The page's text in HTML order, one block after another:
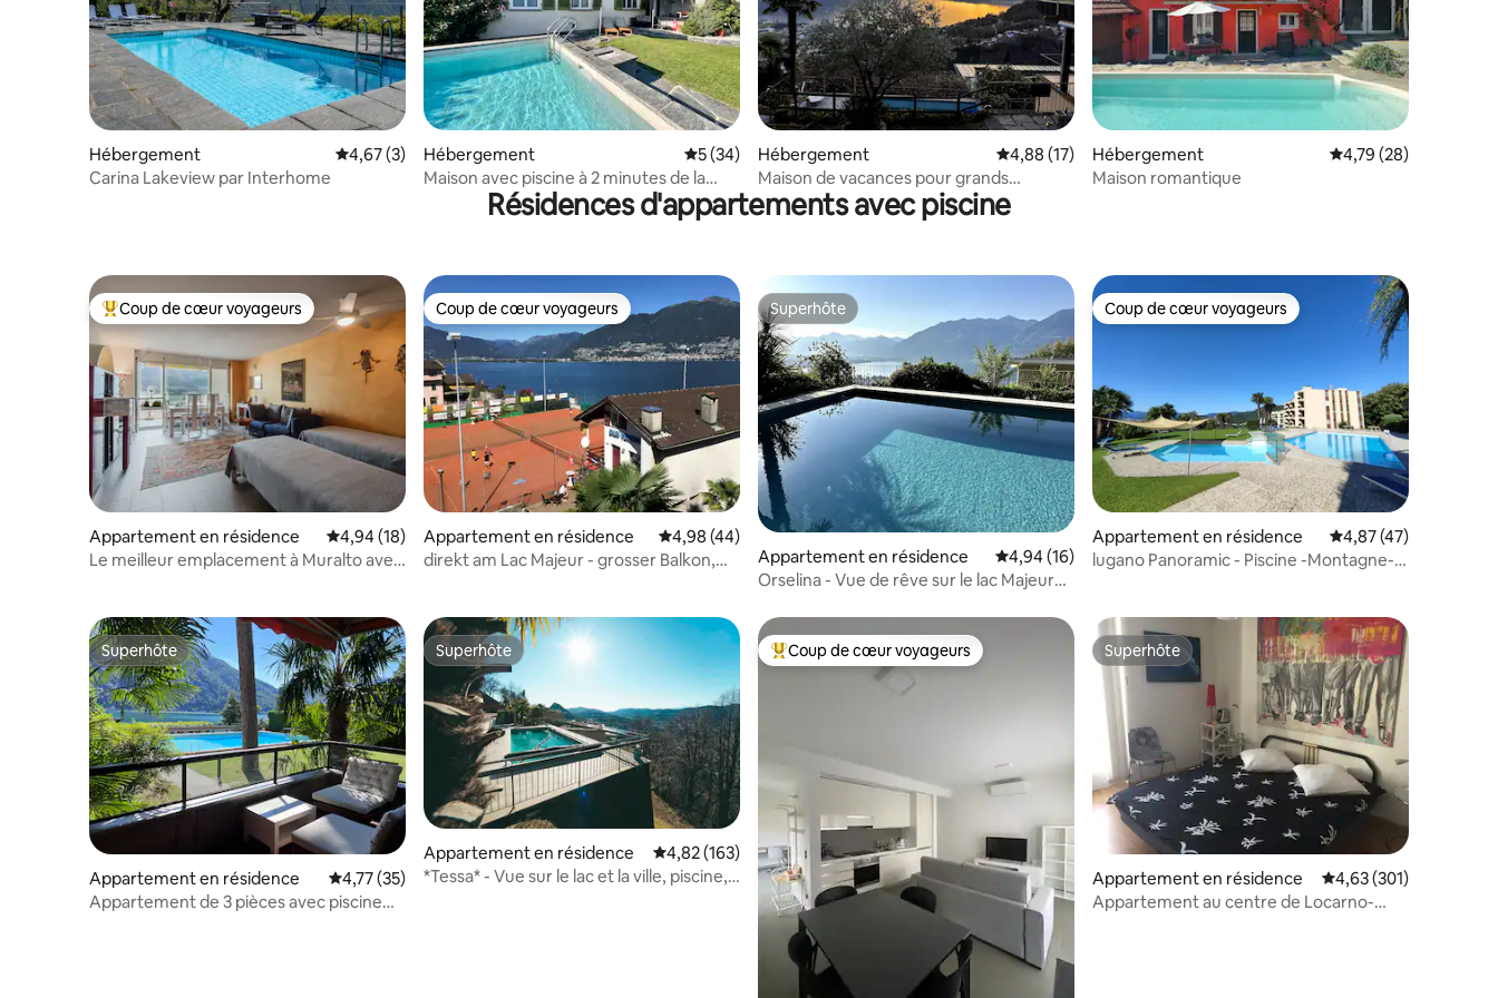
Hébergement Évaluation moyenne sur la base de 3 commentaires : 4,67 sur 5
4,67 (3)
Carina Lakeview par Interhome
Hébergement Évaluation moyenne sur la base de 34 commentaires : 5 sur 5
5 (34)
Maison avec piscine à 2 minutes de la
Hébergement Évaluation moyenne sur la base de 17 commentaires : 4,88 sur 5
4,88 (17)
Maison de vacances pour grands
groupes
Hébergement Évaluation moyenne
4,79 (28)
Maison romantique
Résidences d'appartements avec piscine
Coups de cœur voyageurs les plus appréciés
Coup de cœur voyageurs
Appartement en résidence Évaluation moyenne sur la base de 18 commentaires : 4,94 sur 5
4,94 (18)
Le meilleur emplacement à Muralto avec
Coup de cœur voyageurs
Coup de cœur voyageurs
Appartement en résidence Évaluation moyenne sur la base de 44 commentaires : 4,98 sur 5
4,98 (44)
direkt am Lac Majeur - grosser Balkon,
Superhôte
Superhôte
Appartement en résidence Évaluation moyenne sur la base de 16 commentaires : 4,94 sur 5
4,94 (16)
Orselina - Vue de rêve sur le lac Majeur
Coup de cœur voyageurs
Coup de cœur voyageurs
Appartement en résidence Évaluation moyenne
4,87 (47)
lugano Panoramic - Piscine -Montagne-
Superhôte
Superhôte
Appartement en résidence Évaluation moyenne sur la base de 35 commentaires : 4,77 sur 5
4,77 (35)
Appartement de 3 pièces avec piscine
Superhôte
Superhôte
Appartement en résidence Évaluation moyenne sur la base de 163 commentaires : 4,82 sur 5
4,82 (163)
*Tessa* - Vue sur le lac et la ville, piscine,
Coups de cœur voyageurs les plus appréciés
Coup de cœur voyageurs Superhôte
Superhôte
Appartement en résidence Évaluation moyenne
4,63 (301)
Appartement au centre de Locarno-